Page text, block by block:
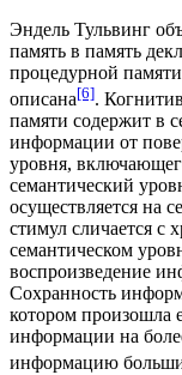
Эндель Тульвинг
память в память
процедурной
описана[6].
памяти содержит в
информации от
уровня,
семантический
осуществляется на
стимул сличается с
семантическом
воспроизведение
Сохранность
котором произошла
информации на
информацию